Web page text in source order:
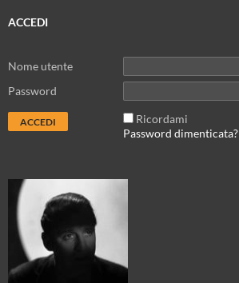
ACCEDI
Nome utente
Password
Ricordami
Password dimenticata?